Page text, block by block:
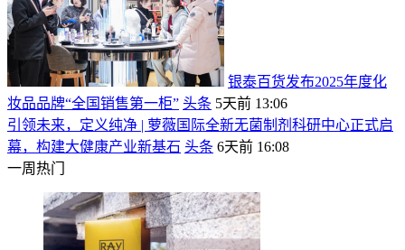
银泰百货发布2025年度化
妆品品牌“全国销售第一柜” 头条 5天前 13:06
引领未来，定义纯净 | 萝薇国际全新无菌制剂科研中心正式启
幕，构建大健康产业新基石 头条 6天前 16:08
一周热门